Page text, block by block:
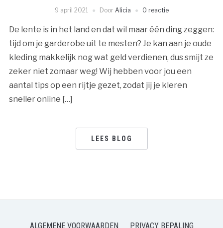
9 april 2021 Door Alicia 0 reactie
De lente is in het land en dat wil maar één ding zeggen:
tijd om je garderobe uit te mesten? Je kan aan je oude
kleding makkelijk nog wat geld verdienen, dus smijt ze
zeker niet zomaar weg! Wij hebben voor jou een
aantal tips op een rijtje gezet, zodat jij je kleren
sneller online […]
LEES BLOG
ALGEMENE VOORWAARDEN PRIVACY BEPALING